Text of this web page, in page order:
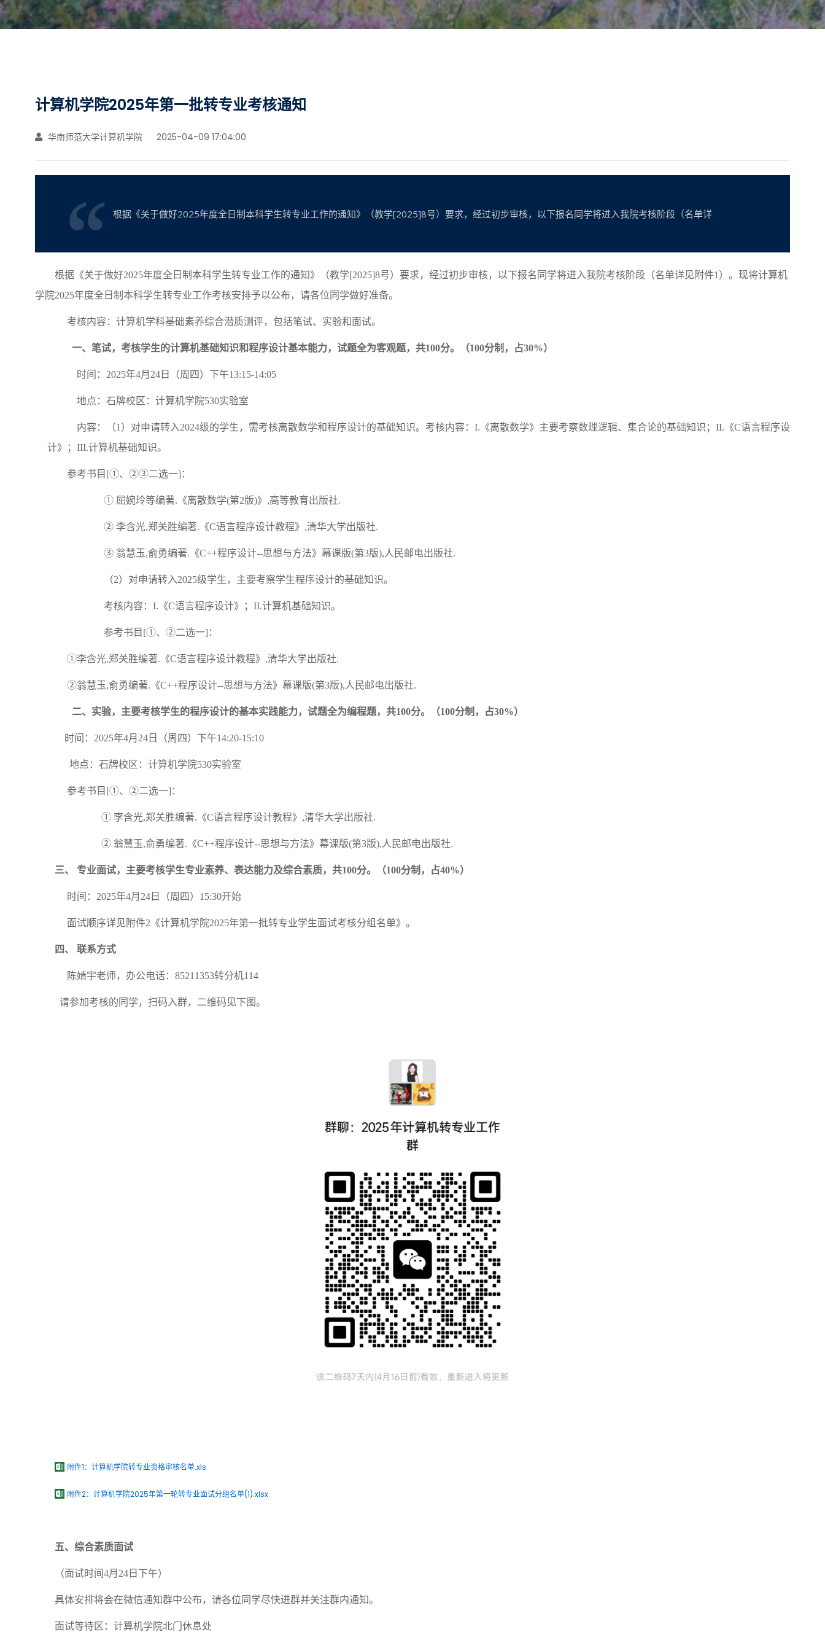
计算机学院2025年第一批转专业考核通知
华南师范大学计算机学院 2025-04-09 17:04:00
根据《关于做好2025年度全日制本科学生转专业工作的通知》（教学[2025]8号）要求，经过初步审核，以下报名同学将进入我院考核阶段（名单详
根据《关于做好2025年度全日制本科学生转专业工作的通知》（教学[2025]8号）要求，经过初步审核，以下报名同学将进入我院考核阶段（名单详见附件1 ）。现将计算机
学院2025年度全日制本科学生转专业工作考核安排予以公布，请各位同学做好准备。
考核内容：计算机学科基础素养综合潜质测评，包括笔试、实验和面试。
一、笔试，考核学生的计算机基础知识和程序设计基本能力，试题全为客观题，共100分。（100分制，占30%）
时间： 2025年4月 24 日（周四）下午13:15-14:05
地点：石牌校区：计算机学院530实验室
内容：（1）对申请转入2024级的学生，需考核离散数学和程序设计的基础知识。考核内容： I.《离散数学》主要考察数理逻辑、集合论的基础知识；II.《C语言程序设
计》；III.计算机基础知识。
参考书目 [①、②③二选一]：
① 屈婉玲等编著.《离散数学(第2版)》,高等教育出版社.
② 李含光,郑关胜编著.《C语言程序设计教程》,清华大学出版社.
③ 翁慧玉,俞勇编著.《C++程序设计--思想与方法》幕课版(第3版),人民邮电出版社.
（2）对申请转入2025级学生，主要考察学生程序设计的基础知识。
考核内容： I.《C语言程序设计》；II.计算机基础知识。
参考书目 [①、②二选一]：
①李含光,郑关胜编著.《C语言程序设计教程》,清华大学出版社.
②翁慧玉,俞勇编著.《C++程序设计--思想与方法》幕课版(第3版),人民邮电出版社.
二、实验，主要考核学生的程序设计的基本实践能力，试题全为编程题，共100分。 （100分制，占30%）
时间： 2025年4月 24 日（周四）下午14:20-1 5:10
地点： 石牌校区：计算机学院530实验室
参考书目 [①、②二选一]：
① 李含光,郑关胜编著.《C语言程序设计教程》,清华大学出版社.
② 翁慧玉,俞勇编著.《C++程序设计--思想与方法》幕课版(第3版),人民邮电出版社.
三、 专业面试，主要考核学生专业素养、表达能力及综合素质，共100分。（100分制，占40%）
时间： 2025年4月 24 日（周四） 15:30开始
面试顺序详见附件2 《计算机学院2025年第一批转专业学生面试考核分组名单》。
四、 联系方式
陈婧宇老师，办公电话： 85211353转分机114
请参加考核的同学，扫码入群，二维码见下图。
附件1：计算机学院转专业资格审核名单.xls
附件2：计算机学院2025年第一轮转专业面试分组名单(1).xlsx
五、综合素质面试
（面试时间 4月 24 日下午）
具体安排将会在微信通知群中公布，请各位同学尽快进群并关注群内通知。
面试等待区：计算机学院北门休息处